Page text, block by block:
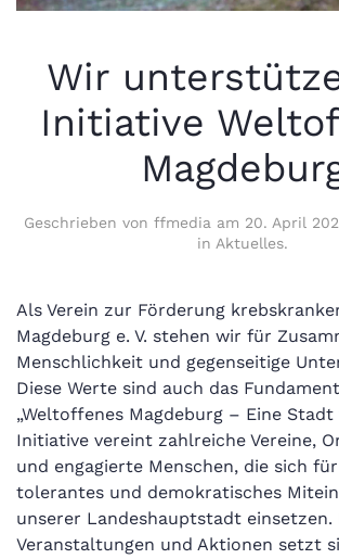
Wir
Initiative
Geschrieben von ffmedia am 20. April
in Aktuelles.
Als Verein zur Förderung
Magdeburg e. V. stehen wir für
Menschlichkeit und gegenseitige
Diese Werte sind auch das
„Weltoffenes Magdeburg – Eine Stadt
Initiative vereint zahlreiche Vereine,
und engagierte Menschen, die sich
tolerantes und demokratisches
unserer Landeshauptstadt
Veranstaltungen und Aktionen setzt